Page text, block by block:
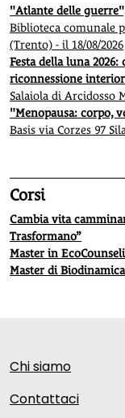
"Atlante delle
Biblioteca comunale
(Trento) - il 18/08/2026
Festa della luna
riconnessione
Salaiola di Arcidosso
"Menopausa: corpo,
Basis via Corzes 97
Corsi
Cambia vita
Trasformano”
Master in
Master di
Chi siamo
Contattaci